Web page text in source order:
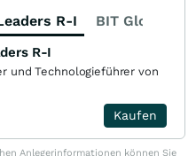
R-I BIT Global
R-I
und Technologieführer von
Kaufen
Anlegerinformationen können Sie